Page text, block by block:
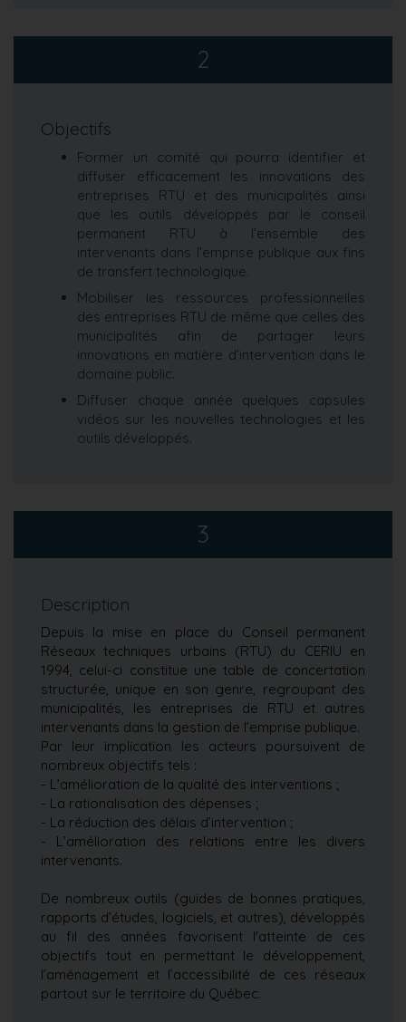
2
Objectifs
Former un comité qui pourra identifier et
diffuser efficacement les innovations des
entreprises RTU et des municipalités ainsi
que les outils développés par le conseil
permanent RTU à l’ensemble des
intervenants dans l’emprise publique aux fins
de transfert technologique
Mobiliser les ressources professionnelles
des entreprises RTU de même que celles des
municipalités afin de partager leurs
innovations en matière d’intervention dans le
domaine public.
Diffuser chaque année quelques capsules
vidéos sur les nouvelles technologies et les
outils développés.
3
Description
Depuis la mise en place du Conseil permanent
Réseaux techniques urbains (RTU) du CERIU en
1994, celui-ci constitue une table de concertation
structurée, unique en son genre, regroupant des
municipalités, les entreprises de RTU et autres
intervenants dans la gestion de l’emprise publique.
Par leur implication les acteurs poursuivent de
nombreux objectifs tels :
- L’amélioration de la qualité des interventions ;
- La rationalisation des dépenses ;
- La réduction des délais d’intervention ;
- L’amélioration des relations entre les divers
intervenants.
De nombreux outils (guides de bonnes pratiques,
rapports d’études, logiciels, et autres), développés
au fil des années favorisent l'atteinte de ces
objectifs tout en permettant le développement,
l’aménagement et l’accessibilité de ces réseaux
partout sur le territoire du Québec.